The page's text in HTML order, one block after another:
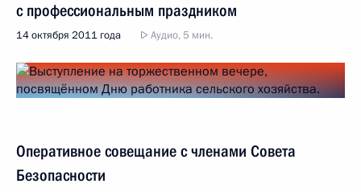
с профессиональным праздником
14 октября 2011 года Аудио, 5 мин.
Оперативное совещание с членами Совета
Безопасности